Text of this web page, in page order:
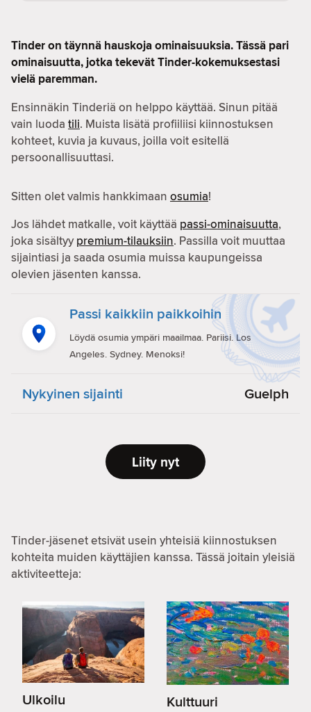
Tinder on täynnä hauskoja ominaisuuksia. Tässä pari
ominaisuutta, jotka tekevät Tinder-kokemuksestasi
vielä paremman.
Ensinnäkin Tinderiä on helppo käyttää. Sinun pitää
vain luoda tili. Muista lisätä profiiliisi kiinnostuksen
kohteet, kuvia ja kuvaus, joilla voit esitellä
persoonallisuuttasi.
Sitten olet valmis hankkimaan osumia!
Jos lähdet matkalle, voit käyttää passi-ominaisuutta,
joka sisältyypremium-tilauksiin. Passilla voit muuttaa
sijaintiasi ja saada osumia muissa kaupungeissa
olevien jäsenten kanssa.
Passi kaikkiin paikkoihin
Löydä osumia ympäri maailmaa. Pariisi. Los
Angeles. Sydney. Menoksi!
Nykyinen sijainti Guelph
Liity nyt
Tinder-jäsenet etsivät usein yhteisiä kiinnostuksen
kohteita muiden käyttäjien kanssa. Tässä joitain yleisiä
aktiviteetteja:
Ulkoilu Kulttuuri